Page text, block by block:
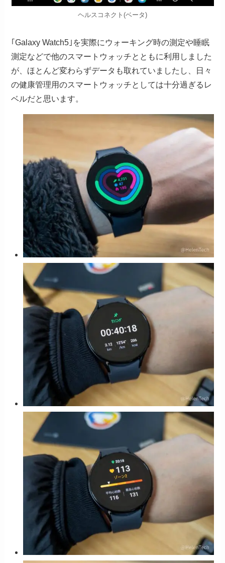
ヘルスコネクト(ベータ)
｢Galaxy Watch5｣を実際にウォーキング時の測定や睡眠
測定などで他のスマートウォッチとともに利用しました
が、ほとんど変わらずデータも取れていましたし、日々
の健康管理用のスマートウォッチとしては十分過ぎるレ
ベルだと思います。